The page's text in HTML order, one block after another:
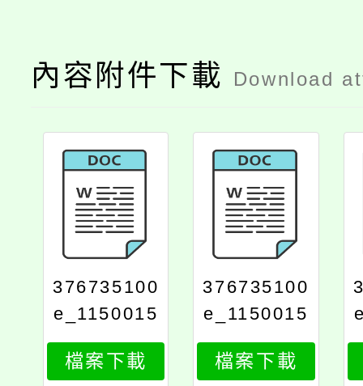
內容附件下載 Download
376735100
e_1150015
107_attach
7
檔案下載
376735100
e_1150015
107_attach
6
檔案下載